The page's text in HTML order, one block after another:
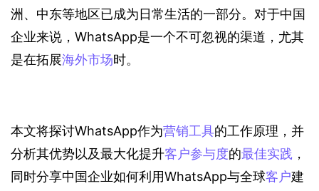
洲、中东等地区已成为日常生活的一部分。对于中国
企业来说，WhatsApp是一个不可忽视的渠道，尤其
是在拓展海外市场时。
本文将探讨WhatsApp作为营销工具的工作原理，并
分析其优势以及最大化提升客户参与度的最佳实践 ，
同时分享中国企业如何利用WhatsApp与全球客户建